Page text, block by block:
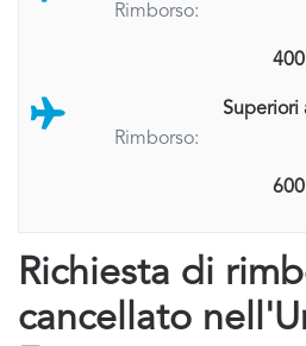
Rimborso:
Superiori
Rimborso:
Richiesta di
cancellato